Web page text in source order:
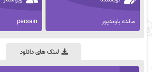
مائده باوندپور persain
لینک های دانلود